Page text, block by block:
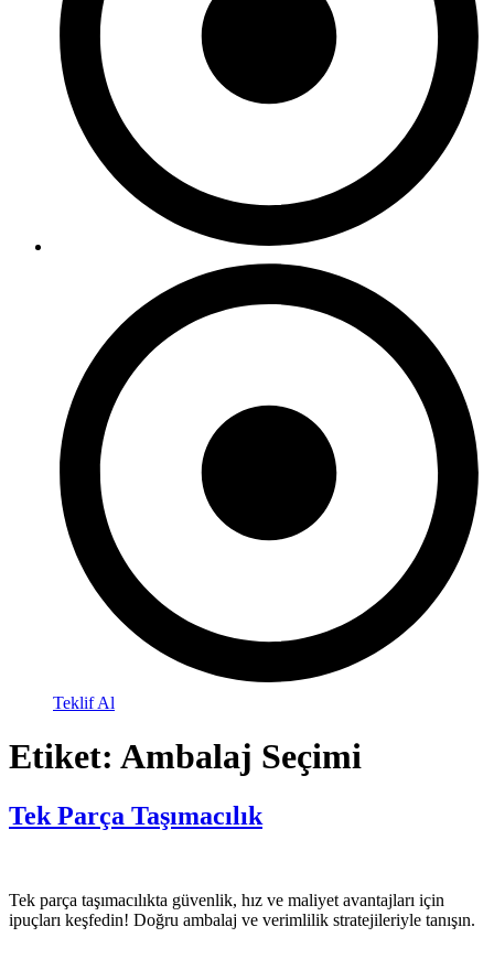
Teklif Al
Etiket: Ambalaj Seçimi
Tek Parça Taşımacılık
Tek parça taşımacılıkta güvenlik, hız ve maliyet avantajları için
ipuçları keşfedin! Doğru ambalaj ve verimlilik stratejileriyle tanışın.